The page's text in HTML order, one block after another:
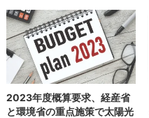
2023年度概算要求、経産省
と環境省の重点施策で太陽光